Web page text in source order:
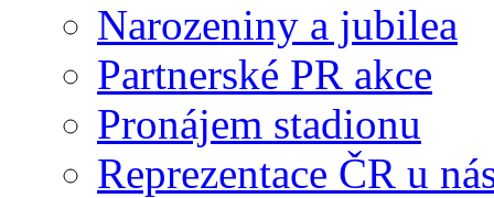
Narozeniny a jubilea
Partnerské PR akce
Pronájem stadionu
Reprezentace ČR u